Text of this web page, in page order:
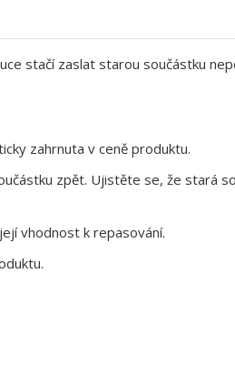
stačí zaslat starou součástku
zahrnuta v ceně produktu.
zpět. Ujistěte se, že stará
vhodnost k repasování.